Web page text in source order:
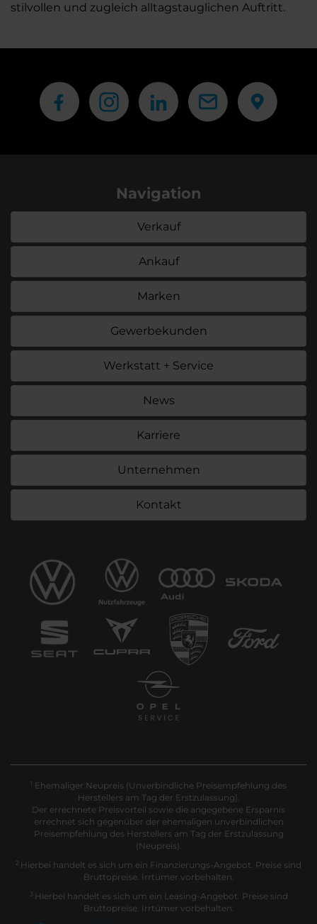
stilvollen und zugleich alltagstauglichen Auftritt.
Navigation
Verkauf
Ankauf
Marken
Gewerbekunden
Werkstatt + Service
News
Karriere
Unternehmen
Kontakt
1 Ehemaliger Neupreis (Unverbindliche Preisempfehlung des
Herstellers am Tag der Erstzulassung).
Der errechnete Preisvorteil sowie die angegebene Ersparnis
errechnet sich gegenüber der ehemaligen unverbindlichen
Preisempfehlung des Herstellers am Tag der Erstzulassung
(Neupreis).
2 Hierbei handelt es sich um ein Finanzierungs-Angebot. Preise sind
Bruttopreise. Irrtümer vorbehalten.
3 Hierbei handelt es sich um ein Leasing-Angebot. Preise sind
Bruttopreise. Irrtümer vorbehalten.